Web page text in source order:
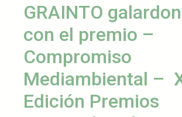
GRAINTO
con el premio –
Compromiso
Mediambiental –
Edición Premios